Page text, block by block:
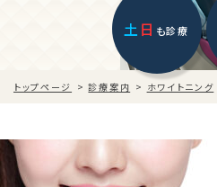
土 日 も診療
トップページ 診療案内 ホワイトニング